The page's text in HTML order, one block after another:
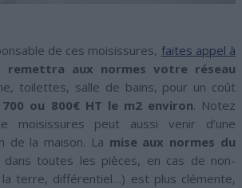
de ces moisissures, faites appel à
remettra aux normes votre réseau
toilettes, salle de bains, pour un coût
700 ou 800€ HT le m2 environ. Notez
moisissures peut aussi venir d’une
de la maison. La mise aux normes du
dans toutes les pièces, en cas de non-
terre, différentiel…) est plus clémente,